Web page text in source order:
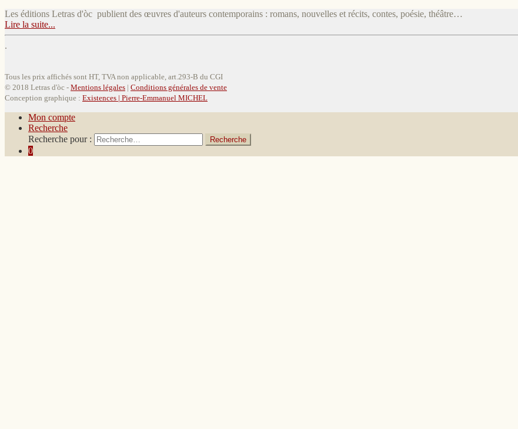
Les éditions Letras d'òc publient des œuvres d'auteurs contemporains : romans, nouvelles et récits, contes, poésie, théâtre…
Lire la suite...
.
Tous les prix affichés sont HT, TVA non applicable, art.293-B du CGI
© 2018 Letras d'òc - Mentions légales | Conditions générales de vente
Conception graphique : Existences | Pierre-Emmanuel MICHEL
Mon compte
Recherche
Recherche pour :
0